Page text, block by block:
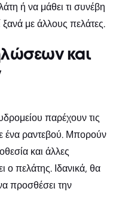
ή να μάθει τι συνέβη
ξανά με άλλους πελάτες.
και
παρέχουν τις
ένα ραντεβού. Μπορούν
και άλλες
ο πελάτης. Ιδανικά, θα
προσθέσει την